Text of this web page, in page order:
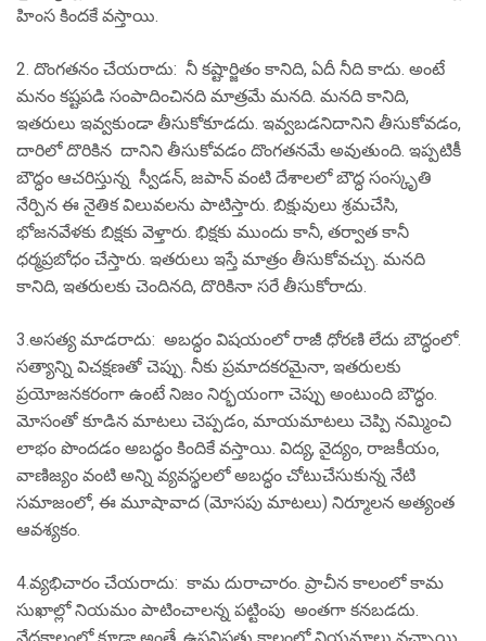
హింస కిందకే వస్తాయి.
2. దొంగతనం చేయరాదు: నీ కష్టార్జితం కానిది, ఏదీ నీది కాదు. అంటే
మనం కష్టపడి సంపాదించినది మాత్రమే మనది. మనది కానిది,
ఇతరులు ఇవ్వకుండా తీసుకోకూడదు. ఇవ్వబడనిదానిని తీసుకోవడం,
దారిలో దొరికిన దానిని తీసుకోవడం దొంగతనమే అవుతుంది. ఇప్పటికీ
బౌద్ధం ఆచరిస్తున్న స్వీడన్, జపాన్ వంటి దేశాలలో బౌద్ధ సంస్కృతి
నేర్పిన ఈ నైతిక విలువలను పాటిస్తారు. బిక్షువులు శ్రమచేసి,
భోజనవేళకు బిక్షకు వెళ్తారు. భిక్షకు ముందు కానీ, తర్వాత కానీ
ధర్మప్రబోధం చేస్తారు. ఇతరులు ఇస్తే మాత్రం తీసుకోవచ్చు. మనది
కానిది, ఇతరులకు చెందినది, దొరికినా సరే తీసుకోరాదు.
3.అసత్య మాడరాదు: అబద్ధం విషయంలో రాజీ ధోరణి లేదు బౌద్ధంలో.
సత్యాన్ని విచక్షణతో చెప్పు. నీకు ప్రమాదకరమైనా, ఇతరులకు
ప్రయోజనకరంగా ఉంటే నిజం నిర్భయంగా చెప్పు అంటుంది బౌద్ధం.
మోసంతో కూడిన మాటలు చెప్పడం, మాయమాటలు చెప్పి నమ్మించి
లాభం పొందడం అబద్ధం కిందికే వస్తాయి. విద్య, వైద్యం, రాజకీయం,
వాణిజ్యం వంటి అన్ని వ్యవస్థలలో అబద్ధం చోటుచేసుకున్న నేటి
సమాజంలో, ఈ మూషావాద (మోసపు మాటలు) నిర్మూలన అత్యంత
ఆవశ్యకం.
4.వ్యభిచారం చేయరాదు: కామ దురాచారం. ప్రాచీన కాలంలో కామ
సుఖాల్లో నియమం పాటించాలన్న పట్టింపు అంతగా కనబడదు.